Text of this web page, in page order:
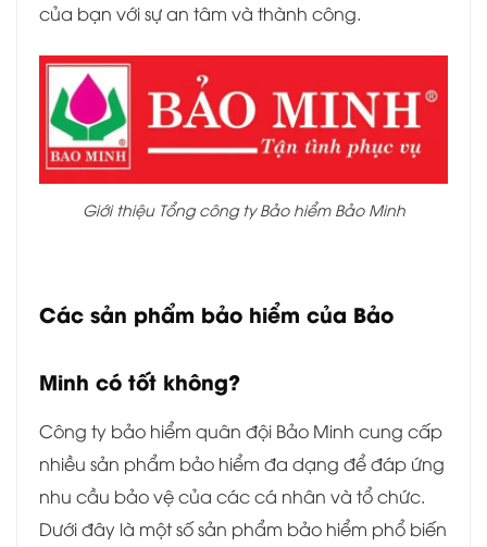
của bạn với sự an tâm và thành công.
Giới thiệu Tổng công ty Bảo hiểm Bảo Minh
Các sản phẩm bảo hiểm của Bảo
Minh có tốt không?
Công ty bảo hiểm quân đội Bảo Minh cung cấp
nhiều sản phẩm bảo hiểm đa dạng để đáp ứng
nhu cầu bảo vệ của các cá nhân và tổ chức.
Dưới đây là một số sản phẩm bảo hiểm phổ biến